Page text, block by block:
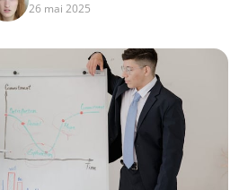
26 mai 2025